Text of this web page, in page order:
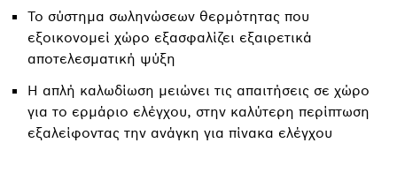
Το σύστημα σωληνώσεων θερμότητας που
εξοικονομεί χώρο εξασφαλίζει εξαιρετικά
αποτελεσματική ψύξη
Η απλή καλωδίωση μειώνει τις απαιτήσεις σε χώρο
για το ερμάριο ελέγχου, στην καλύτερη περίπτωση
εξαλείφοντας την ανάγκη για πίνακα ελέγχου